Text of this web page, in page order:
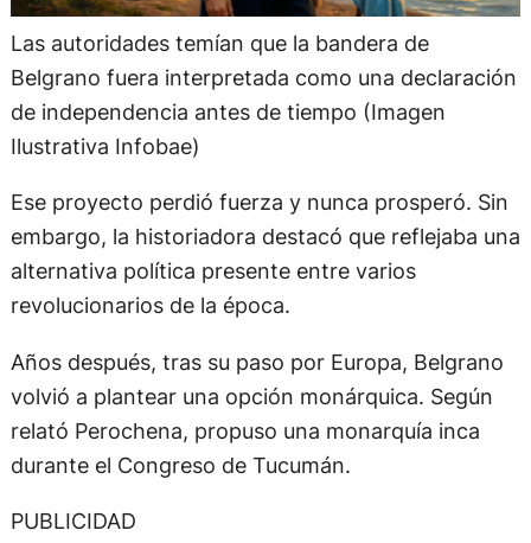
Las autoridades temían que la bandera de
Belgrano fuera interpretada como una declaración
de independencia antes de tiempo (Imagen
Ilustrativa Infobae)
Ese proyecto perdió fuerza y nunca prosperó. Sin
embargo, la historiadora destacó que reflejaba una
alternativa política presente entre varios
revolucionarios de la época.
Años después, tras su paso por Europa, Belgrano
volvió a plantear una opción monárquica. Según
relató Perochena, propuso una monarquía inca
durante el Congreso de Tucumán.
PUBLICIDAD